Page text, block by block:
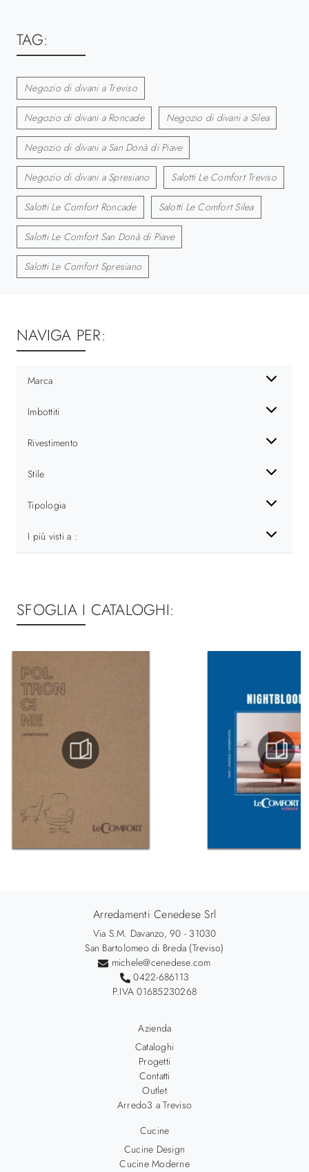
TAG:
Negozio di divani a Treviso
Negozio di divani a Roncade Negozio di divani a Silea
Negozio di divani a San Donà di Piave
Negozio di divani a Spresiano Salotti Le Comfort Treviso
Salotti Le Comfort Roncade Salotti Le Comfort Silea
Salotti Le Comfort San Donà di Piave
Salotti Le Comfort Spresiano
NAVIGA PER:
Marca
Imbottiti
Rivestimento
Stile
Tipologia
I più visti a :
SFOGLIA I CATALOGHI:
Arredamenti Cenedese Srl
Via S.M. Davanzo, 90 - 31030
San Bartolomeo di Breda (Treviso)
michele@cenedese.com
0422-686113
P.IVA 01685230268
Azienda
Cataloghi
Progetti
Contatti
Outlet
Arredo3 a Treviso
Cucine
Cucine Design
Cucine Moderne